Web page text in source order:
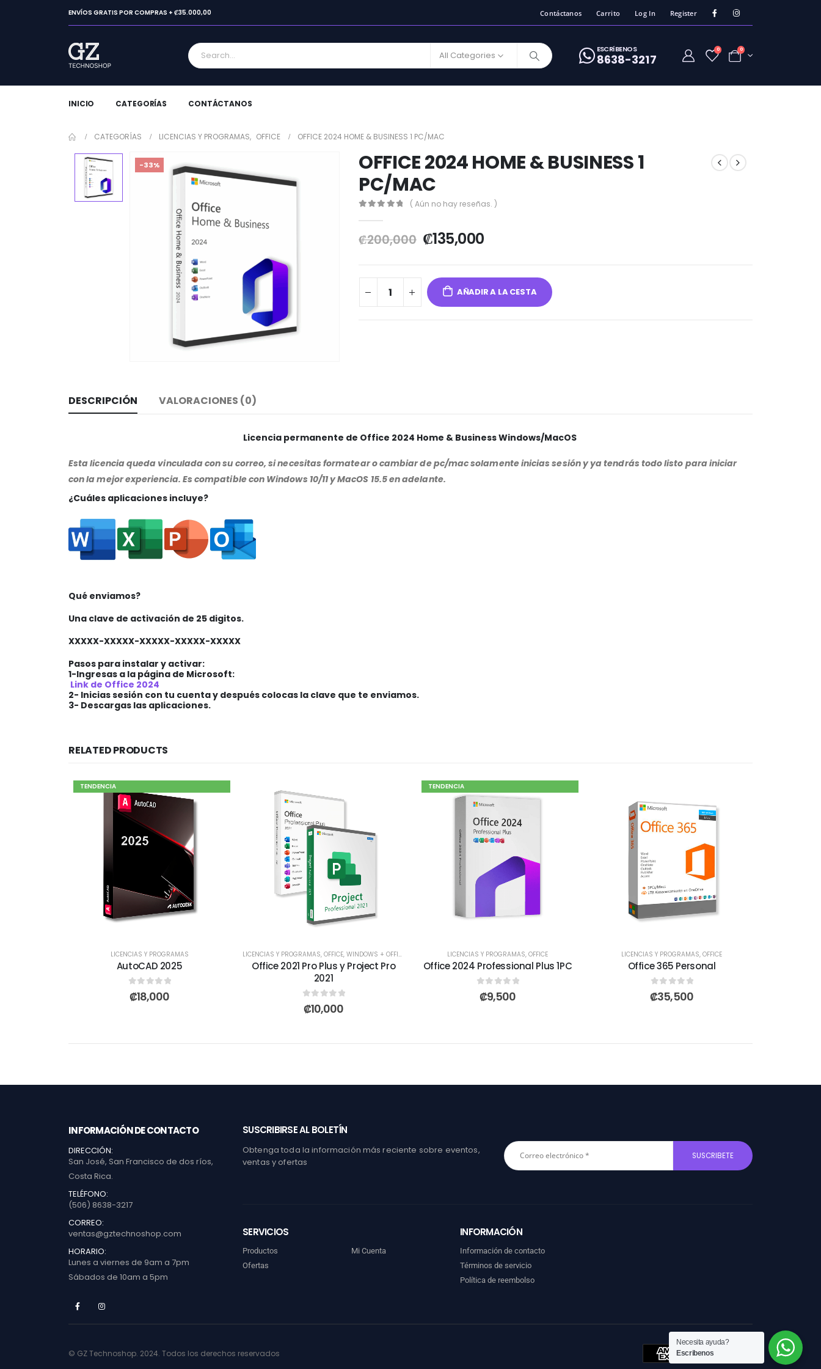
ENVÍOS GRATIS POR COMPRAS + ₡35.000,00 Contáctanos Carrito Log In Register
All Categories
ESCRíBENOS
8638-3217
0 0
INICIO CATEGORÍAS CONTÁCTANOS
CATEGORÍAS LICENCIAS Y PROGRAMAS, OFFICE OFFICE 2024 HOME & BUSINESS 1 PC/MAC
-33%
OFFICE 2024 HOME & BUSINESS 1
PC/MAC
( Aún no hay reseñas. )
₡200,000 ₡135,000
AÑADIR A LA CESTA
DESCRIPCIÓN VALORACIONES (0)
Licenciapermanente de Office 2024 Home & Business Windows/MacOS
Esta licencia queda vinculada con su correo, si necesitas formatear o cambiar de pc/mac solamente inicias sesión y ya tendrás todo listo para iniciar
con la mejor experiencia. Es compatible con Windows 10/11 y MacOS 15.5 en adelante.
¿Cuáles aplicaciones incluye?
Qué enviamos?
Una clave de activación de 25 digitos.
XXXXX-XXXXX-XXXXX-XXXXX-XXXXX
Pasos para instalar y activar:
1-Ingresas a la página de Microsoft:
Link de Office 2024
2- Inicias sesión con tu cuenta y después colocas la clave que te enviamos.
3- Descargas las aplicaciones.
RELATED PRODUCTS
TENDENCIA
LICENCIAS Y PROGRAMAS
AutoCAD 2025
0out of 5
₡18,000
LICENCIAS Y PROGRAMAS, OFFICE, WINDOWS + OFFICE
Office 2021 Pro Plus y Project Pro
2021
0out of 5
₡10,000
TENDENCIA
LICENCIAS Y PROGRAMAS, OFFICE
Office 2024 Professional Plus 1PC
0out of 5
₡9,500
LICENCIAS Y PROGRAMAS, OFFICE
Office 365 Personal
0out of 5
₡35,500
INFORMACIÓN DE CONTACTO
DIRECCIÓN:
San José, San Francisco de dos ríos,
Costa Rica.
TELÉFONO:
(506) 8638-3217
CORREO:
ventas@gztechnoshop.com
HORARIO:
Lunes a viernes de 9am a 7pm
Sábados de 10am a 5pm
SUSCRIBIRSE AL BOLETÍN
Obtenga toda la información más reciente sobre eventos,
ventas y ofertas
SERVICIOS
Productos
Ofertas
Mi Cuenta
INFORMACIÓN
Información de contacto
Términos de servicio
Política de reembolso
© GZ Technoshop. 2024. Todos los derechos reservados
Necesita ayuda?
Escribenos